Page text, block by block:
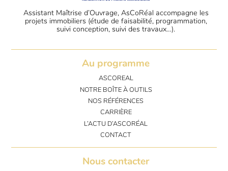
Assistant Maîtrise d’Ouvrage, AsCoRéal accompagne les
projets immobiliers (étude de faisabilité, programmation,
suivi conception, suivi des travaux…).
Au programme
ASCOREAL
NOTRE BOÎTE À OUTILS
NOS RÉFÉRENCES
CARRIÈRE
L’ACTU D’ASCORÉAL
CONTACT
Nous contacter